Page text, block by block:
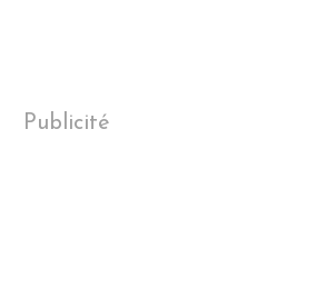
Publicité